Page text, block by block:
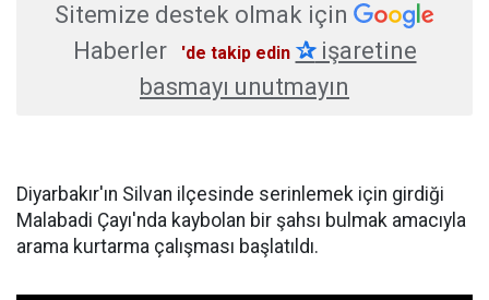
Sitemize destek olmak için
Haberler
'de takip edin ✰işaretine
basmayı unutmayın
Diyarbakır'ın Silvan ilçesinde serinlemek için girdiği
Malabadi Çayı'nda kaybolan bir şahsı bulmak amacıyla
arama kurtarma çalışması başlatıldı.